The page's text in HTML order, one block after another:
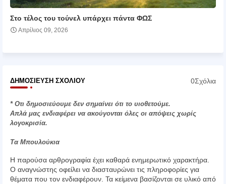
Στο τέλος του τούνελ υπάρχει πάντα ΦΩΣ
Απρίλιος 09, 2026
ΔΗΜΟΣΊΕΥΣΗ ΣΧΟΛΊΟΥ 0Σχόλια
* Οτι δημοσιεύουμε δεν σημαίνει ότι το υιοθετούμε.
Απλά μας ενδιαφέρει να ακούγονται όλες οι απόψεις χωρίς
λογοκρισία.
Τα Μπουλούκια
Η παρούσα αρθρογραφία έχει καθαρά ενημερωτικό χαρακτήρα.
Ο αναγνώστης οφείλει να διασταυρώνει τις πληροφορίες για
θέματα που τον ενδιαφέρουν. Τα κείμενα βασίζονται σε υλικό από